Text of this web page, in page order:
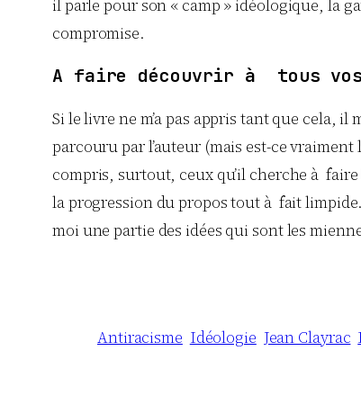
il parle pour son « camp » idéologique, la
compromise.
A faire découvrir à tous vos
Si le livre ne m’a pas appris tant que cela, il
parcouru par l’auteur (mais est-ce vraiment
compris, surtout, ceux qu’il cherche à
la progression du propos tout à fait
moi une partie des idées qui sont les
Antiracisme Idéologie Jean Clayrac